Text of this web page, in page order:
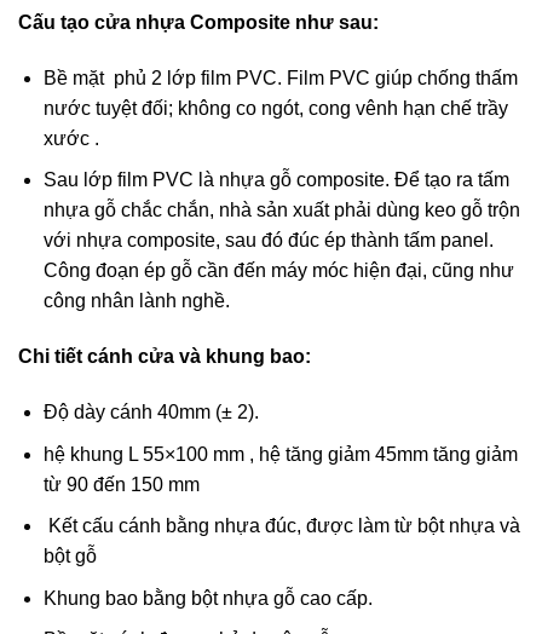
Cấu tạo cửa nhựa Composite như sau:
Bề mặt phủ 2 lớp film PVC. Film PVC giúp chống thấm
nước tuyệt đối; không co ngót, cong vênh hạn chế trầy
xước .
Sau lớp film PVC là nhựa gỗ composite. Để tạo ra tấm
nhựa gỗ chắc chắn, nhà sản xuất phải dùng keo gỗ trộn
với nhựa composite, sau đó đúc ép thành tấm panel.
Công đoạn ép gỗ cần đến máy móc hiện đại, cũng như
công nhân lành nghề.
Chi tiết cánh cửa và khung bao:
Độ dày cánh 40mm (± 2).
hệ khung L 55×100 mm , hệ tăng giảm 45mm tăng giảm
từ 90 đến 150 mm
Kết cấu cánh bằng nhựa đúc, được làm từ bột nhựa và
bột gỗ
Khung bao bằng bột nhựa gỗ cao cấp.